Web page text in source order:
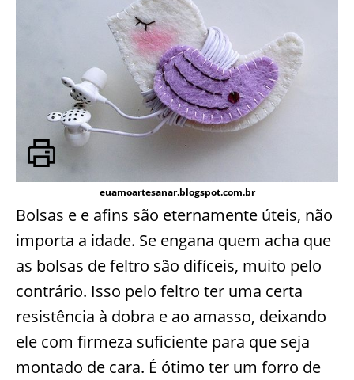
euamoartesanar.blogspot.com.br
Bolsas e e afins são eternamente úteis, não
importa a idade. Se engana quem acha que
as bolsas de feltro são difíceis, muito pelo
contrário. Isso pelo feltro ter uma certa
resistência à dobra e ao amasso, deixando
ele com firmeza suficiente para que seja
montado de cara. É ótimo ter um forro de